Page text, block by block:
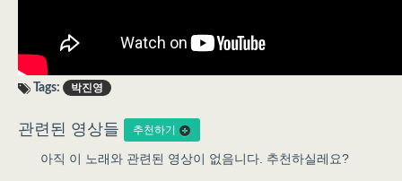
Tags: 박진영
관련된 영상들 추천하기
아직 이 노래와 관련된 영상이 없음니다. 추천하실레요?